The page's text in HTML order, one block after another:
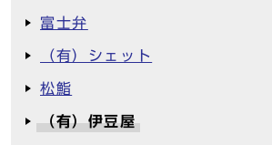
富士弁
（有）シェット
松鮨
（有）伊豆屋